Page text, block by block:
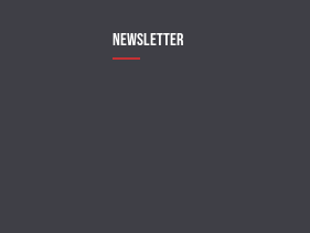
Newsletter